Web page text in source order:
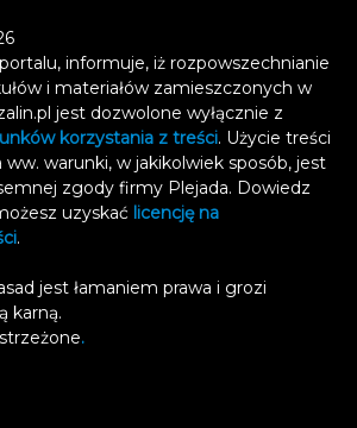
informuje, iż rozpowszechnianie
i materiałów zamieszczonych w
jest dozwolone wyłącznie z
korzystania z treści. Użycie treści
ww. warunki, w jakikolwiek sposób, jest
zgody firmy Plejada. Dowiedz
uzyskać licencję na
.
jest łamaniem prawa i grozi
karną.
.